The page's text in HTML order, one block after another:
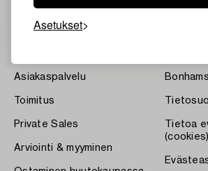
Asetukset
Tulokset
Uutiset
Asiakaspalvelu
Toimitus
Private Sales
Arviointi & myyminen
Spirits
Tietoa
(cookies)